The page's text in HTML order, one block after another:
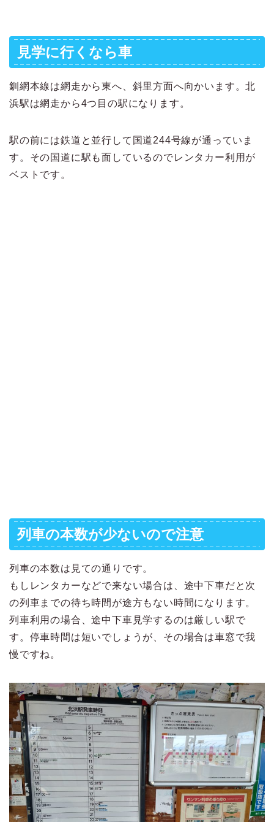
見学に行くなら車
釧網本線は網走から東へ、斜里方面へ向かいます。北
浜駅は網走から4つ目の駅になります。
駅の前には鉄道と並行して国道244号線が通っていま
す。その国道に駅も面しているのでレンタカー利用が
ベストです。
列車の本数が少ないので注意
列車の本数は見ての通りです。
もしレンタカーなどで来ない場合は、途中下車だと次
の列車までの待ち時間が途方もない時間になります。
列車利用の場合、途中下車見学するのは厳しい駅で
す。停車時間は短いでしょうが、その場合は車窓で我
慢ですね。